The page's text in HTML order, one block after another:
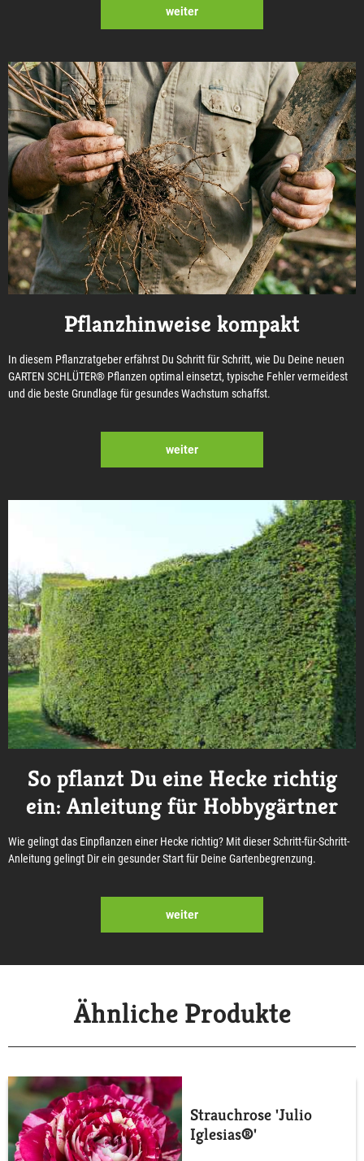
weiter
Pflanzhinweise kompakt
In diesem Pflanzratgeber erfährst Du Schritt für Schritt, wie Du Deine neuen
GARTEN SCHLÜTER® Pflanzen optimal einsetzt, typische Fehler vermeidest
und die beste Grundlage für gesundes Wachstum schaffst.
weiter
So pflanzt Du eine Hecke richtig
ein: Anleitung für Hobbygärtner
Wie gelingt das Einpflanzen einer Hecke richtig? Mit dieser Schritt-für-Schritt-
Anleitung gelingt Dir ein gesunder Start für Deine Gartenbegrenzung.
weiter
Ähnliche Produkte
Strauchrose 'Julio
Iglesias®'